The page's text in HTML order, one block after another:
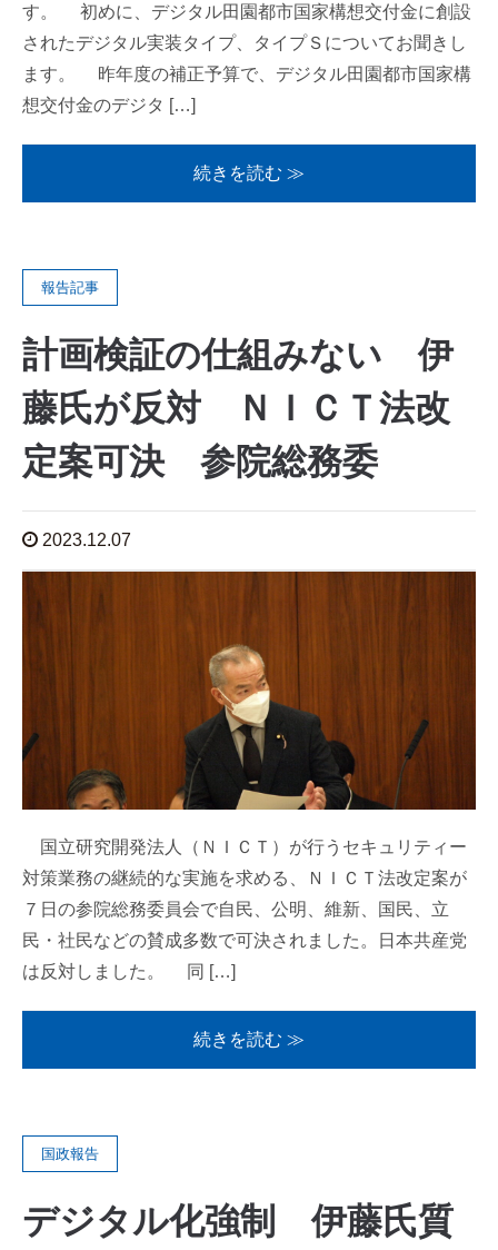
す。 初めに、デジタル田園都市国家構想交付金に創設
されたデジタル実装タイプ、タイプＳについてお聞きし
ます。 昨年度の補正予算で、デジタル田園都市国家構
想交付金のデジタ […]
続きを読む ≫
報告記事
計画検証の仕組みない 伊
藤氏が反対 ＮＩＣＴ法改
定案可決 参院総務委
2023.12.07
国立研究開発法人（ＮＩＣＴ）が行うセキュリティー
対策業務の継続的な実施を求める、ＮＩＣＴ法改定案が
７日の参院総務委員会で自民、公明、維新、国民、立
民・社民などの賛成多数で可決されました。日本共産党
は反対しました。 同 […]
続きを読む ≫
国政報告
デジタル化強制 伊藤氏質